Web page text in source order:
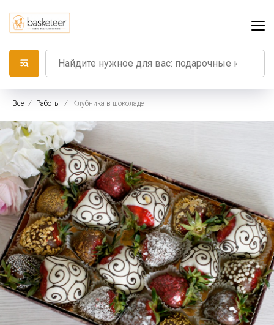
Все Работы Клубника в шоколаде